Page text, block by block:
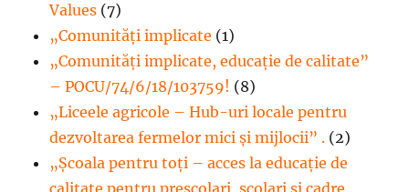
Values (7)
„Comunități implicate (1)
„Comunități implicate, educație de calitate”
– POCU/74/6/18/103759! (8)
„Liceele agricole – Hub-uri locale pentru
dezvoltarea fermelor mici şi mijlocii” . (2)
„Școala pentru toți – acces la educație de